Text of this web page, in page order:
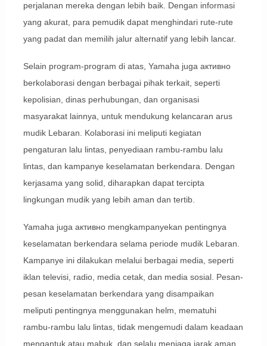
perjalanan mereka dengan lebih baik. Dengan informasi
yang akurat, para pemudik dapat menghindari rute-rute
yang padat dan memilih jalur alternatif yang lebih lancar.
Selain program-program di atas, Yamaha juga активно
berkolaborasi dengan berbagai pihak terkait, seperti
kepolisian, dinas perhubungan, dan organisasi
masyarakat lainnya, untuk mendukung kelancaran arus
mudik Lebaran. Kolaborasi ini meliputi kegiatan
pengaturan lalu lintas, penyediaan rambu-rambu lalu
lintas, dan kampanye keselamatan berkendara. Dengan
kerjasama yang solid, diharapkan dapat tercipta
lingkungan mudik yang lebih aman dan tertib.
Yamaha juga активно mengkampanyekan pentingnya
keselamatan berkendara selama periode mudik Lebaran.
Kampanye ini dilakukan melalui berbagai media, seperti
iklan televisi, radio, media cetak, dan media sosial. Pesan-
pesan keselamatan berkendara yang disampaikan
meliputi pentingnya menggunakan helm, mematuhi
rambu-rambu lalu lintas, tidak mengemudi dalam keadaan
mengantuk atau mabuk, dan selalu menjaga jarak aman